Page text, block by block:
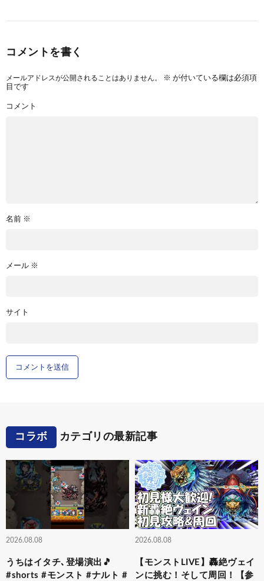
コメントを書く
メールアドレスが公開されることはありません。 ※ が付いている欄は必須項
目です
コメント
名前 ※
メール ※
サイト
コラボ カテゴリの最新記事
2026.08.08
うちはイタチ､登場演出🎵
#shorts #モンスト #ナルト #
2026.08.08
【モンストLIVE】轟絶ヴェイ
ンに挑む！そして周回！【参